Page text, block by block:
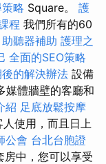
略 Square。 護
程 我們所有的60
助聽器補助 護理之
全面的SEO策略
的解決辦法 設備
媒體牆壁的客廳和
紹 足底放鬆按摩
使用，而且日上
公會 台北台胞證
中，您可以享受